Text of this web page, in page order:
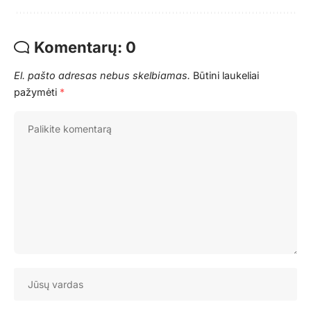
Komentarų: 0
El. pašto adresas nebus skelbiamas. Būtini laukeliai
pažymėti *